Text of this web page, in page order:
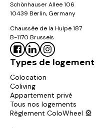
Schönhauser Allee 106
10439 Berlin, Germany
Chaussée de la Hulpe 187
B-1170 Brussels
Types de logement
Colocation
Coliving
Appartement privé
Tous nos logements
Règlement ColoWheel 🎡